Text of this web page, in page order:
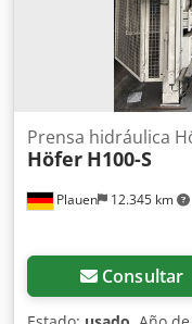
Plauen 12.345 km
Prensa hidráulica
Höfer H100-S
Consultar